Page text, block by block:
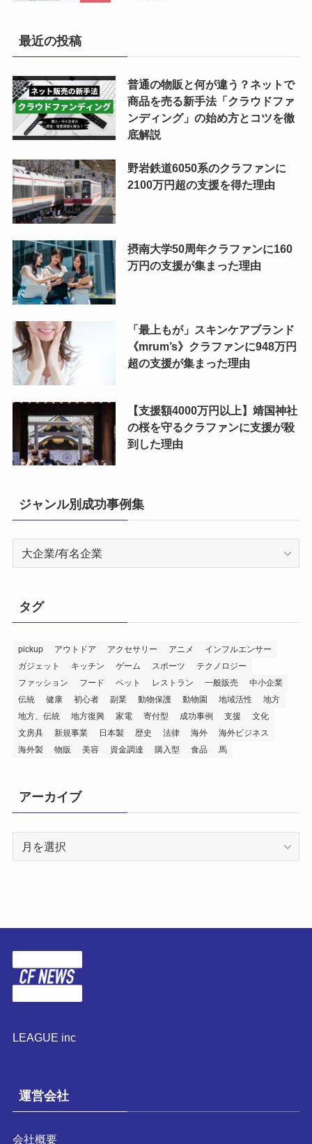
最近の投稿
普通の物販と何が違う？ネットで
商品を売る新手法「クラウドファ
ンディング」の始め方とコツを徹
底解説
野岩鉄道6050系のクラファンに
2100万円超の支援を得た理由
摂南大学50周年クラファンに160
万円の支援が集まった理由
「最上もが」スキンケアブランド
《mrum’s》クラファンに948万円
超の支援が集まった理由
【支援額4000万円以上】靖国神社
の桜を守るクラファンに支援が殺
到した理由
ジャンル別成功事例集
別
功
事
例
集
タグ
pickup アウトドア アクセサリー アニメ
インフルエンサー
ガジェット
キッチン ゲーム スポーツ
テクノロジー
ファッション
フード ペット レストラン 一般販売
中小企業
伝統
健康 初心者 副業 動物保護 動物園 地域活性
地方
地方、伝統
地方復興 家電 寄付型 成功事例 支援
文化
文房具
新規事業 日本製 歴史 法律 海外
海外ビジネス
海外製
物販 美容 資金調達 購入型 食品 馬
アーカイブ
LEAGUE inc
運営会社
会社概要